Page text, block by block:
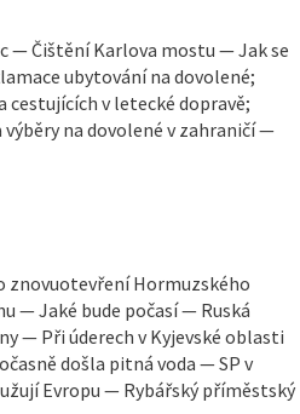
— Čištění Karlova mostu — Jak se
ubytování na dovolené;
cestujících v letecké dopravě;
na dovolené v zahraničí —
znovuotevření Hormuzského
— Jaké bude počasí — Ruská
— Při úderech v Kyjevské oblasti
došla pitná voda — SP v
Evropu — Rybářský příměstský